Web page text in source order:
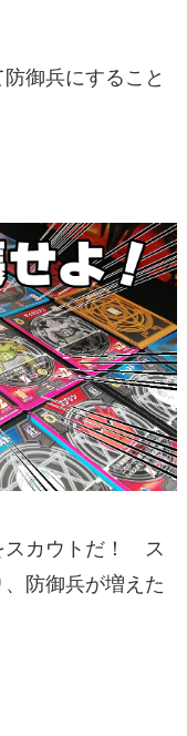
御兵にすること
スカウトだ！ ス
防御兵が増えた